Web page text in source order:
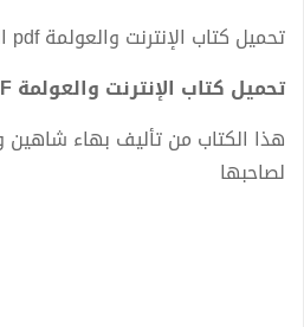
تحميل كتاب الإنترنت والعولمة pdf الكاتب بهاء شاهين
تحميل كتاب الإنترنت والعولمة PDF - بهاء شاهين
هذا الكتاب من تأليف بهاء
لصاحبها